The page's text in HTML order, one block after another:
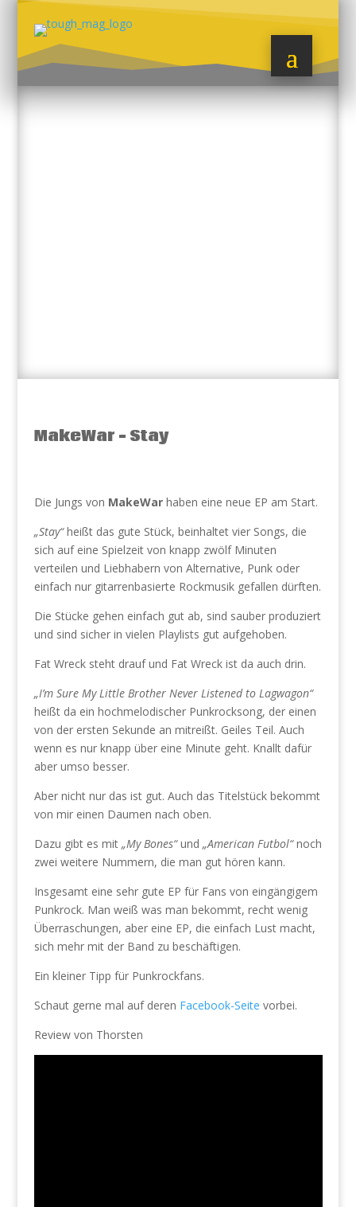
MakeWar – Stay
Die Jungs von MakeWarhaben eine neue EP am Start.
„Stay“heißt das gute Stück, beinhaltet vier Songs, die
sich auf eine Spielzeit von knapp zwölf Minuten
verteilen und Liebhabern von Alternative, Punk oder
einfach nur gitarrenbasierte Rockmusik gefallen dürften.
Die Stücke gehen einfach gut ab, sind sauber produziert
und sind sicher in vielen Playlists gut aufgehoben.
Fat Wreck steht drauf und Fat Wreck ist da auch drin.
„I’m Sure My Little Brother Never Listened to Lagwagon“
heißt da ein hochmelodischer Punkrocksong, der einen
von der ersten Sekunde an mitreißt. Geiles Teil. Auch
wenn es nur knapp über eine Minute geht. Knallt dafür
aber umso besser.
Aber nicht nur das ist gut. Auch das Titelstück bekommt
von mir einen Daumen nach oben.
Dazu gibt es mit „My Bones“und „American Futbol“noch
zwei weitere Nummern, die man gut hören kann.
Insgesamt eine sehr gute EP für Fans von eingängigem
Punkrock. Man weiß was man bekommt, recht wenig
Überraschungen, aber eine EP, die einfach Lust macht,
sich mehr mit der Band zu beschäftigen.
Ein kleiner Tipp für Punkrockfans.
Schaut gerne mal auf deren Facebook-Seite vorbei.
Review von Thorsten